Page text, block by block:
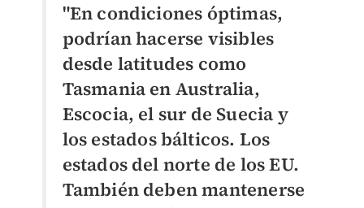
"En condiciones óptimas,
podrían hacerse visibles
desde latitudes como
Tasmania en Australia,
Escocia, el sur de Suecia y
los estados bálticos. Los
estados del norte de los EU.
También deben mantenerse